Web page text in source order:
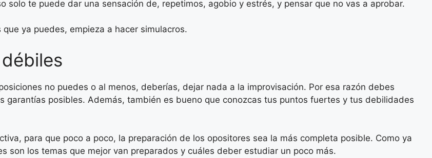
solo te puede dar una sensación de, repetimos, agobio y estrés, y pensar que no vas a aprobar.
ya puedes, empieza a hacer simulacros.
no puedes o al menos, deberías, dejar nada a la improvisación. Por esa razón debes
garantías posibles. Además, también es bueno que conozcas tus puntos fuertes y tus debilidades
para que poco a poco, la preparación de los opositores sea la más completa posible. Como ya
son los temas que mejor van preparados y cuáles deber estudiar un poco más.